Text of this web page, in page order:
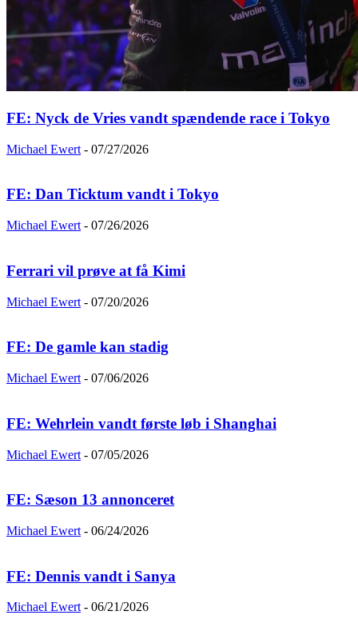
FE: Nyck de Vries vandt spændende race i Tokyo
Michael Ewert - 07/27/2026
FE: Dan Ticktum vandt i Tokyo
Michael Ewert - 07/26/2026
Ferrari vil prøve at få Kimi
Michael Ewert - 07/20/2026
FE: De gamle kan stadig
Michael Ewert - 07/06/2026
FE: Wehrlein vandt første løb i Shanghai
Michael Ewert - 07/05/2026
FE: Sæson 13 annonceret
Michael Ewert - 06/24/2026
FE: Dennis vandt i Sanya
Michael Ewert - 06/21/2026